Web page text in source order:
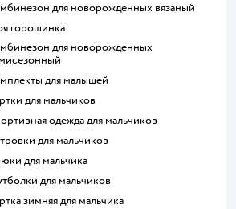
для новорожденных вязаный
горошинка
для малышей
для мальчиков
одежда для мальчиков
для мальчиков
для мальчика
для мальчиков
зимняя для мальчика